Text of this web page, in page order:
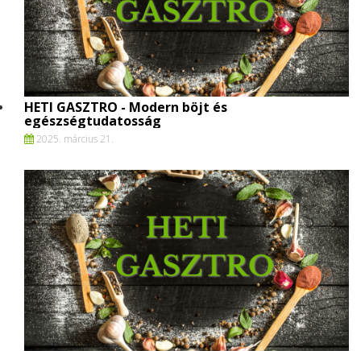
HETI GASZTRO - Modern böjt és
egészségtudatosság
2025. március 21.